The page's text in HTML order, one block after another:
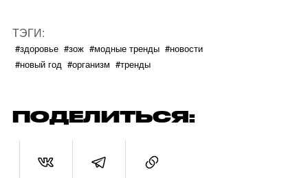
ТЭГИ:
#здоровье #зож #модные тренды #новости
#новый год #организм #тренды
ПОДЕЛИТЬСЯ: